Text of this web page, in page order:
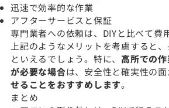
迅速で効率的な作業
アフターサービスと保証
専門業者への依頼は、DIYと比べて費
上記のようなメリットを考慮すると
といえるでしょう。特に、 高所での
が必要な場合は、安全性と確実性の面
せることをおすすめします。
まとめ